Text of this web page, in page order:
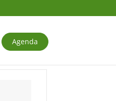
Agenda